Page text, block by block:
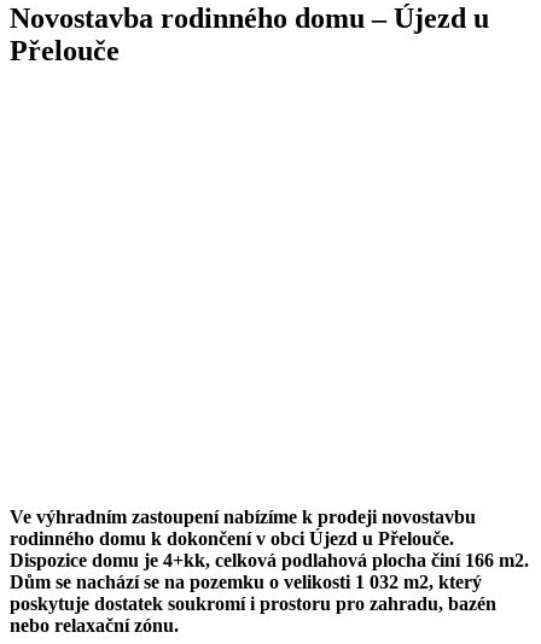
Novostavba rodinného domu – Újezd u
Přelouče
Ve výhradním zastoupení nabízíme k prodeji novostavbu
rodinného domu k dokončení v obci Újezd u Přelouče.
Dispozice domu je 4+kk, celková podlahová plocha činí 166 m2.
Dům se nachází se na pozemku o velikosti 1 032 m2, který
poskytuje dostatek soukromí i prostoru pro zahradu, bazén
nebo relaxační zónu.